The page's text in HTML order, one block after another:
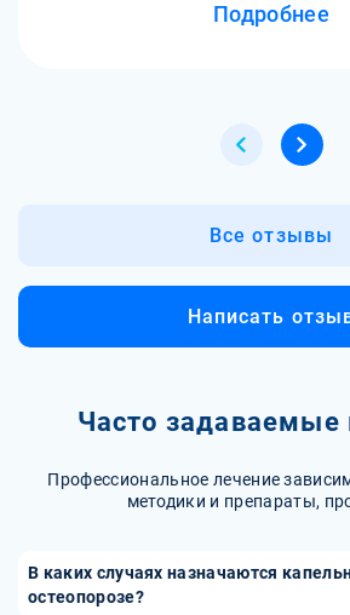
Подробнее
Все отзывы
Написать
Часто задаваемые
Профессиональное лечение
методики и препараты,
В каких случаях назначаются
остеопорозе?